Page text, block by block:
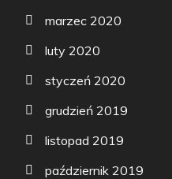
marzec 2020
luty 2020
styczeń 2020
grudzień 2019
listopad 2019
październik 2019